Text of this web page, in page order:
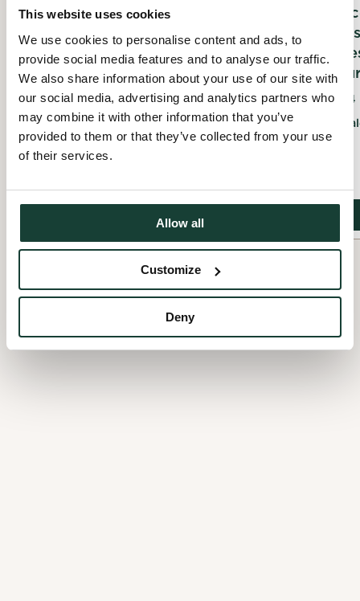
This website uses cookies
We use cookies to personalise content and ads, to
provide social media features and to analyse our traffic.
We also share information about your use of our site with
our social media, advertising and analytics partners who
may combine it with other information that you’ve
provided to them or that they’ve collected from your use
of their services.
Allow all
Customize
Deny
Excursion chez Ail Lys
Ferme Florale
24 May 2026
Saint-Édouard, Montérégie
Mercredi 4
2024 - Forum
Aires
d'utilisation
04 December 2024
Québec,